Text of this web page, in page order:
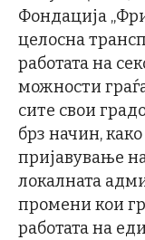
Фондација
целосна
работата на
можности
сите свои
брз начин,
пријавување
локалната
промени кои
работата на